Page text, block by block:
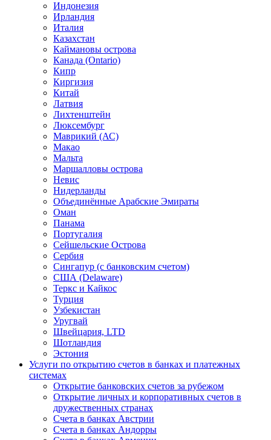
Индонезия
Ирландия
Италия
Казахстан
Каймановы острова
Канада (Ontario)
Кипр
Киргизия
Китай
Латвия
Лихтенштейн
Люксембург
Маврикий (АС)
Макао
Мальта
Маршалловы острова
Нeвис
Нидерланды
Объединённые Арабские Эмираты
Оман
Панама
Португалия
Сейшельские Острова
Сербия
Сингапур (c банковским счетом)
США (Delaware)
Теркс и Кайкос
Турция
Узбекистан
Уругвай
Швейцария, LTD
Шотландия
Эстония
Услуги по открытию счетов в банках и платежных
системах
Открытие банковских счетов за рубежом
Открытие личных и корпоративных счетов в
дружественных странах
Счета в банках Австрии
Счета в банках Андорры